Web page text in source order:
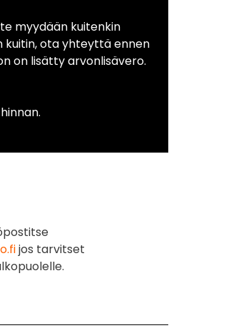
myydään kuitenkin
kuitin, ota yhteyttä ennen
on lisätty arvonlisävero.
jos tarvitset